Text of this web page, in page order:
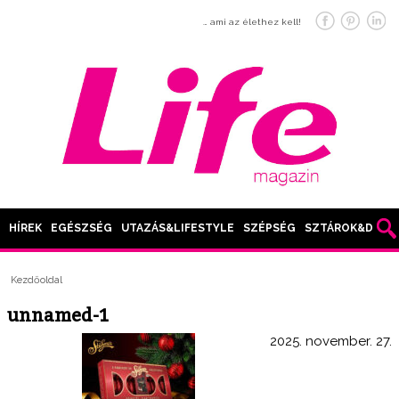
… ami az élethez kell!
HÍREK EGÉSZSÉG UTAZÁS&LIFESTYLE SZÉPSÉG SZTÁROK&DIVAT
Kezdőoldal
unnamed-1
2025. november. 27.